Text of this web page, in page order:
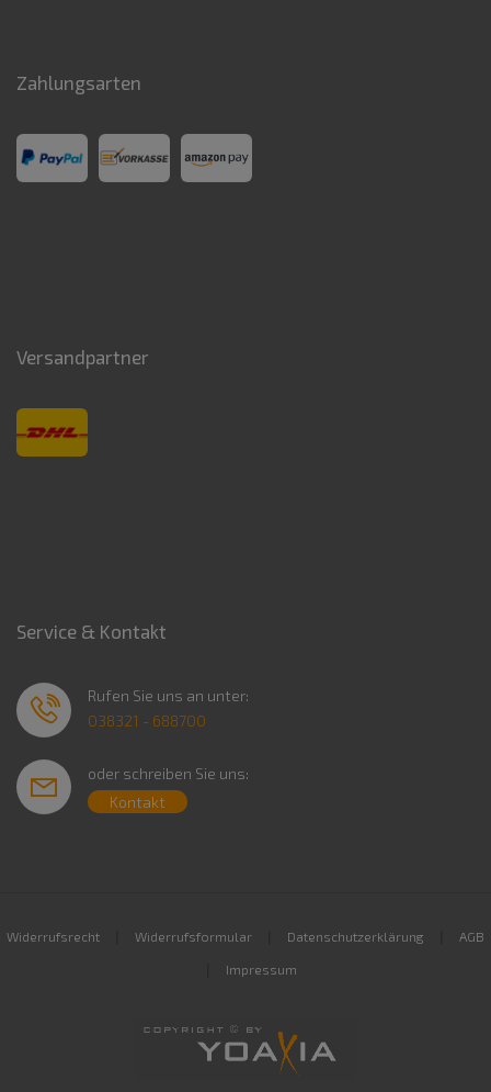
Zahlungsarten
Versandpartner
Service & Kontakt
Rufen Sie uns an unter:
038321 - 688700
oder schreiben Sie uns:
Kontakt
Widerrufsrecht Widerrufsformular Datenschutzerklärung AGB
Impressum